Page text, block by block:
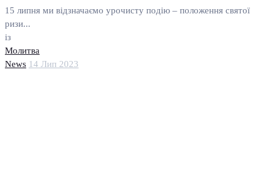
15 липня ми відзначаємо урочисту подію – положення святої
ризи...
із
Молитва
News 14 Лип 2023